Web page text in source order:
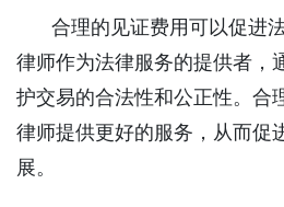
合理的见证费用可以促进
律师作为法律服务的提供者，
护交易的合法性和公正性。合
律师提供更好的服务，从而促
展。